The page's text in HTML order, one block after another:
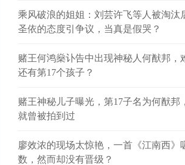
乘风破浪的姐姐：刘芸许飞等人被淘汰
圣依的态度引争议，当真是假哭？
赌王何鸿燊讣告中出现神秘人何猷邦，
还有第17个孩子？
赌王神秘儿子曝光，第17子名为何猷邦
就曾被拍到过
廖效浓的现场太惊艳，一首《江南西》
数，然而却没有晋级？